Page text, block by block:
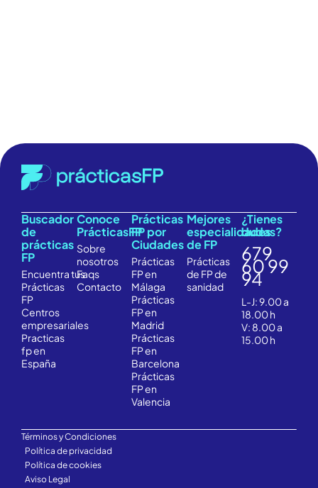
Buscador
de
prácticas
FP
Encuentratus
Prácticas
FP
Centros
empresariales
Practicas
fp en
España
Conoce
PrácticasFP
Sobre
nosotros
Faqs
Contacto
Prácticas
FP por
Ciudades
Prácticas
FP en
Málaga
Prácticas
FP en
Madrid
Prácticas
FP en
Barcelona
Prácticas
FP en
Valencia
Mejores
especialidades
de FP
Prácticas
de FP de
sanidad
¿Tienes
dudas?
679
60 99
94
L-J: 9.00 a
18.00 h
V: 8.00 a
15.00 h
Términos y Condiciones
Política de privacidad
Política de cookies
Aviso Legal